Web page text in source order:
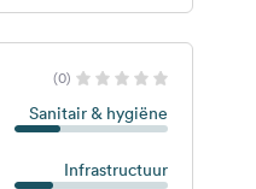
(0)
Sanitair & hygiëne
Infrastructuur